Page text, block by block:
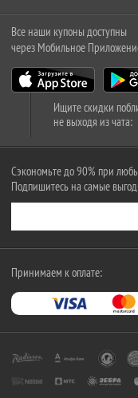
Все наши купоны доступны
через Мобильное
Ищите скидки
не выходя из чата:
Сэкономьте до 90% при
Подпишитесь на самые
Принимаем к оплате: